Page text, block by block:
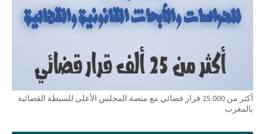
أكثر من 25.000 قرار قضائي مع منصة المجلس الأعلى للسبطة القضائية
بالمغرب